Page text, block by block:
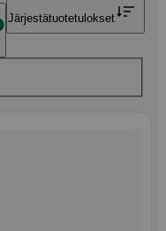
Järjestätuotetulokset